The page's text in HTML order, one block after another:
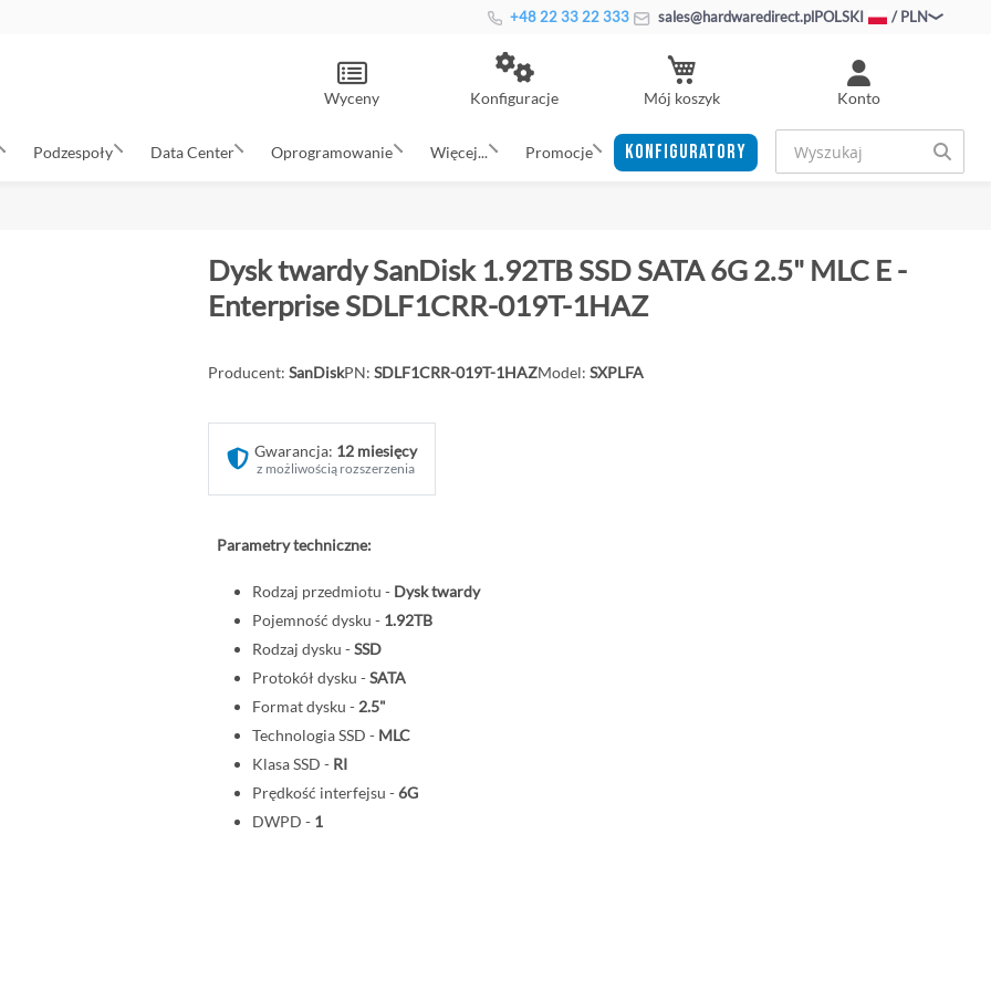
+48 22 33 22 333 sales@hardwaredirect.plPOLSKI / PLN
Konto
Konfiguracje Mój koszyk
Wyceny
Podzespoły Data Center Oprogramowanie Więcej... Promocje KONFIGURATORY
Dysk twardy SanDisk 1.92TB SSD SATA 6G 2.5" MLC E -
Enterprise SDLF1CRR-019T-1HAZ
Producent: SanDiskPN: SDLF1CRR-019T-1HAZModel: SXPLFA
Gwarancja: 12 miesięcy
z możliwością rozszerzenia
Parametry techniczne:
Rodzaj przedmiotu - Dysk twardy
Pojemność dysku - 1.92TB
Rodzaj dysku -SSD
Protokół dysku -SATA
Format dysku - 2.5"
Technologia SSD - MLC
Klasa SSD - RI
Prędkość interfejsu -6G
DWPD - 1